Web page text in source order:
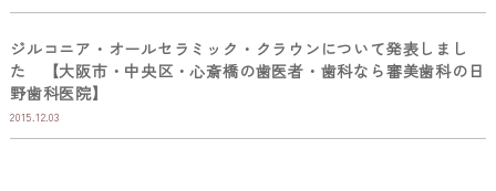
ジルコニア・オールセラミック・クラウンについて発表しまし
た 【大阪市・中央区・心斎橋の歯医者・歯科なら審美歯科の日
野歯科医院】
2015.12.03